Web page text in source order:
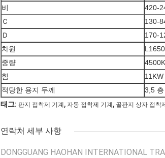
비
420-
Ｃ
130-
Ｄ
170-
차원
중량
힘
적당한 용지 두께
3,5 층
태그: 판지 접착제 기계 , 자동 접착제 기계 , 골판지 상자 접착
연락처 세부 사항
DONGGUANG HAOHAN INTERNATIONAL